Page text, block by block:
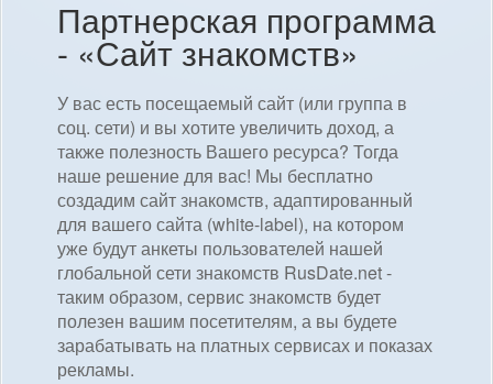
Партнерская программа
- «Сайт знакомств»
У вас есть посещаемый сайт (или группа в
соц. сети) и вы хотите увеличить доход, а
также полезность Вашего ресурса? Тогда
наше решение для вас! Мы бесплатно
создадим сайт знакомств, адаптированный
для вашего сайта (white-label), на котором
уже будут анкеты пользователей нашей
глобальной сети знакомств RusDate.net -
таким образом, сервис знакомств будет
полезен вашим посетителям, а вы будете
зарабатывать на платных сервисах и показах
рекламы.